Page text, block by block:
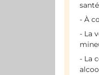
- À
- La
- La